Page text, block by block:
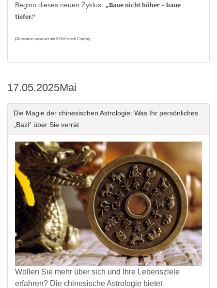
Beginn dieses neuen Zyklus: „Baue nicht höher – baue
tiefer.“
( Illustration generiert mit KI Microsoft Copilot)
17.05.2025Mai
Die Magie der chinesischen Astrologie: Was Ihr persönliches
„Bazi“ über Sie verrät
Wollen Sie mehr über sich und Ihre Lebensziele
erfahren? Die chinesische Astrologie bietet